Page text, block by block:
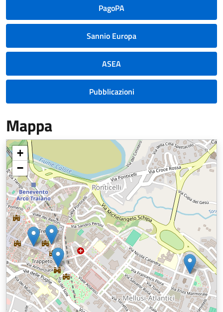
PagoPA
Sannio Europa
ASEA
Pubblicazioni
Mappa
+
−